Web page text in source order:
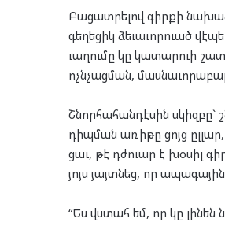
Բա­ցատ­րե­լով գիր­քի
գե­ղե­ցիկ ձե­ւա­ւոր­ուած
ւա­ղու­մը կը կա­տար­ուի
ոչն­չաց­ման,
Շնոր­հա­հան­դէ­սին սկիզ­բը`
դիպ­ման առի­թը ցոյց
ցաւ, թէ դժուար է խօ­սիլ
յոյս յայտ­նեց, որ
“Ես վստահ եմ, որ կը